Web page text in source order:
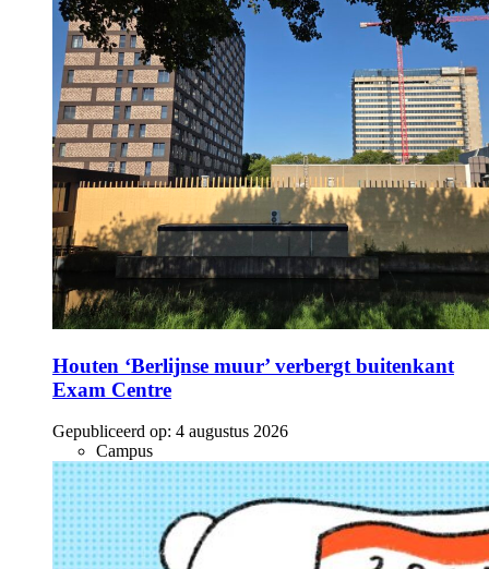
Houten ‘Berlijnse muur’ verbergt buitenkant
Exam Centre
Gepubliceerd op: 4 augustus 2026
Campus